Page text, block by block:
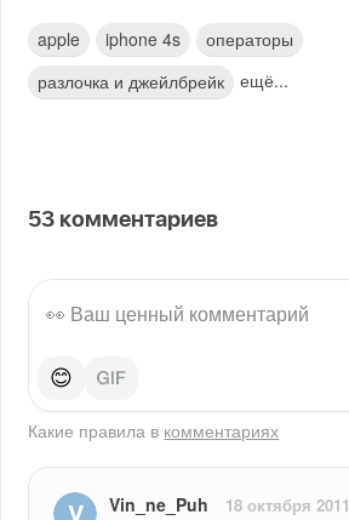
apple iphone 4s
операторы
разлочка и джейлбрейк
ещё...
53 комментариев
😊
Какие правила в комментариях
Vin_ne_Puh 18 октября 2011